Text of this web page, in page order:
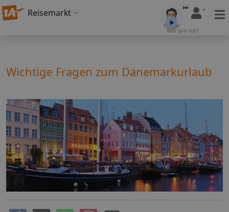
Reisemarkt
Wer bin ich?
Wichtige Fragen zum Dänemarkurlaub